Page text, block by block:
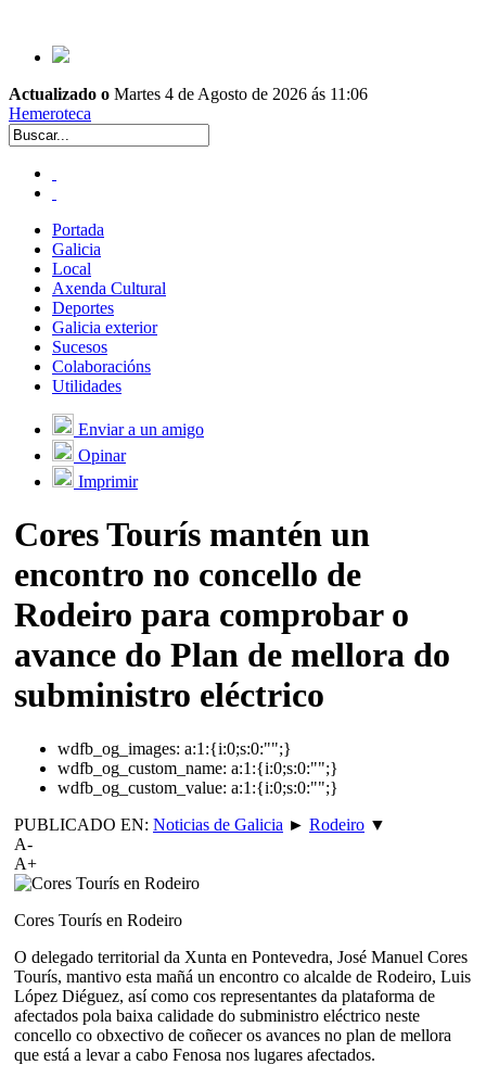
Actualizado o Martes 4 de Agosto de 2026 ás 11:06
Hemeroteca
Portada
Galicia
Local
Axenda Cultural
Deportes
Galicia exterior
Sucesos
Colaboracións
Utilidades
Enviar a un amigo
Opinar
Imprimir
Cores Tourís mantén un
encontro no concello de
Rodeiro para comprobar o
avance do Plan de mellora do
subministro eléctrico
wdfb_og_images: a:1:{i:0;s:0:"";}
wdfb_og_custom_name: a:1:{i:0;s:0:"";}
wdfb_og_custom_value: a:1:{i:0;s:0:"";}
PUBLICADO EN: Noticias de Galicia ► Rodeiro ▼
A-
A+
Cores Tourís en Rodeiro
O delegado territorial da Xunta en Pontevedra, José Manuel Cores
Tourís, mantivo esta mañá un encontro co alcalde de Rodeiro, Luis
López Diéguez, así como cos representantes da plataforma de
afectados pola baixa calidade do subministro eléctrico neste
concello co obxectivo de coñecer os avances no plan de mellora
que está a levar a cabo Fenosa nos lugares afectados.